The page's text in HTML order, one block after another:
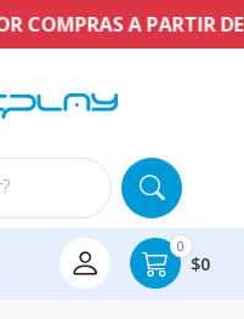
A PARTIR DE
0
$0